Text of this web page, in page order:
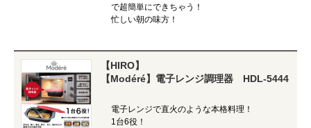
で超簡単にできちゃう！
忙しい朝の味方！
【HIRO】
【Modéré】電子レンジ調理器 HDL-5444
電子レンジで直火のような本格料理！
1台6役！